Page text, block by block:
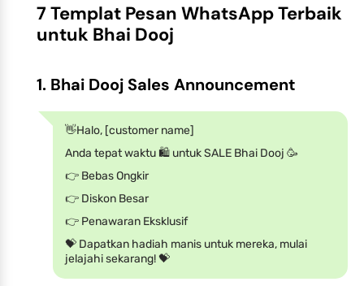
7 Templat Pesan WhatsApp Terbaik
untuk Bhai Dooj
1. Bhai Dooj Sales Announcement
👋Halo, [customer name]
Anda tepat waktu 🛍️ untuk SALE Bhai Dooj 🥳
👉 Bebas Ongkir
👉 Diskon Besar
👉 Penawaran Eksklusif
💝 Dapatkan hadiah manis untuk mereka, mulai
jelajahi sekarang! 💝